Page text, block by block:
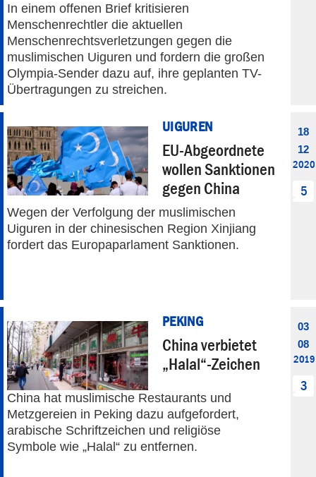
In einem offenen Brief kritisieren
Menschenrechtler die aktuellen
Menschenrechtsverletzungen gegen die
muslimischen Uiguren und fordern die großen
Olympia-Sender dazu auf, ihre geplanten TV-
Übertragungen zu streichen.
UIGUREN
EU-Abgeordnete
wollen Sanktionen
gegen China
Wegen der Verfolgung der muslimischen
Uiguren in der chinesischen Region Xinjiang
fordert das Europaparlament Sanktionen.
18
12
2020
5
PEKING
China verbietet
„Halal“-Zeichen
China hat muslimische Restaurants und
Metzgereien in Peking dazu aufgefordert,
arabische Schriftzeichen und religiöse
Symbole wie „Halal“ zu entfernen.
03
08
2019
3